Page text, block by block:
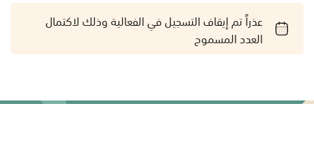
عذراً تم إيقاف التسجيل في الفعالية وذلك لاكتمال
العدد المسموح